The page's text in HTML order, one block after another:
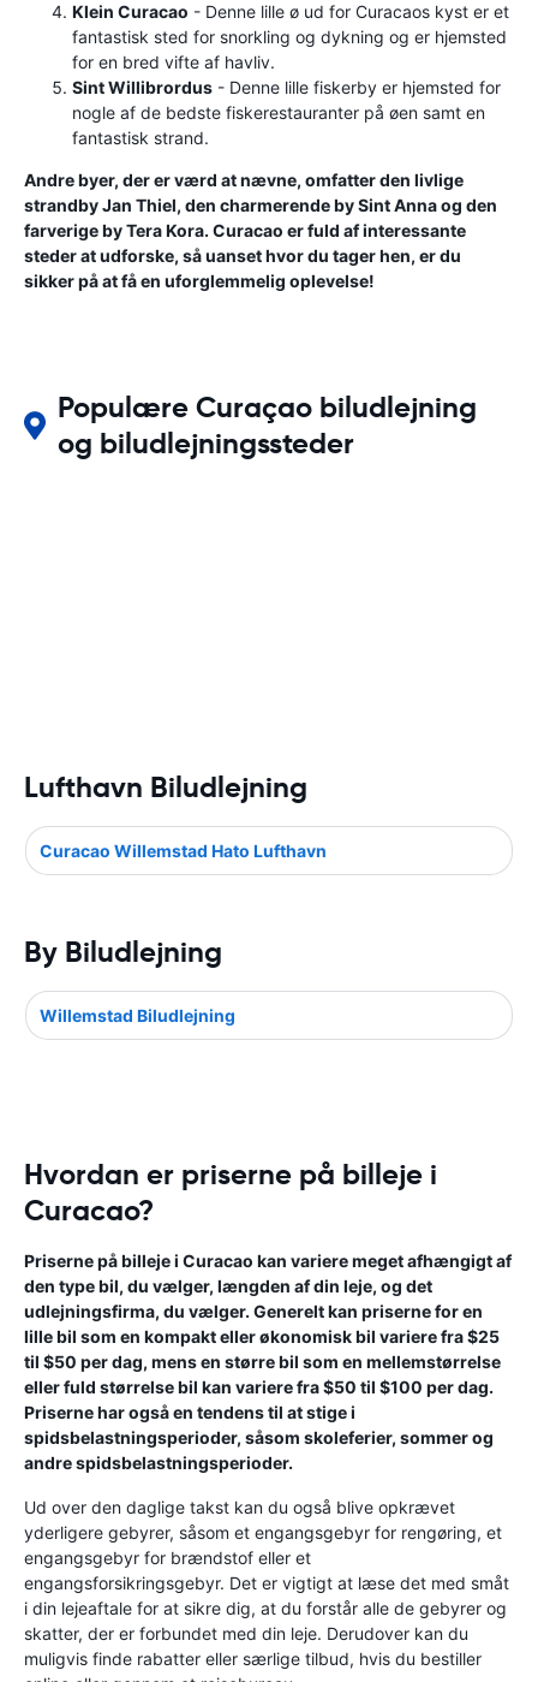
Klein Curacao - Denne lille ø ud for Curacaos kyst er et
fantastisk sted for snorkling og dykning og er hjemsted
for en bred vifte af havliv.
Sint Willibrordus - Denne lille fiskerby er hjemsted for
nogle af de bedste fiskerestauranter på øen samt en
fantastisk strand.
Andre byer, der er værd at nævne, omfatter den livlige
strandby Jan Thiel, den charmerende by Sint Anna og den
farverige by Tera Kora. Curacao er fuld af interessante
steder at udforske, så uanset hvor du tager hen, er du
sikker på at få en uforglemmelig oplevelse!
Populære Curaçao biludlejning
og biludlejningssteder
Lufthavn Biludlejning
Curacao Willemstad Hato Lufthavn
By Biludlejning
Willemstad Biludlejning
Hvordan er priserne på billeje i
Curacao?
Priserne på billeje i Curacao kan variere meget afhængigt af
den type bil, du vælger, længden af ​​din leje, og det
udlejningsfirma, du vælger. Generelt kan priserne for en
lille bil som en kompakt eller økonomisk bil variere fra $25
til $50 per dag, mens en større bil som en mellemstørrelse
eller fuld størrelse bil kan variere fra $50 til $100 per dag.
Priserne har også en tendens til at stige i
spidsbelastningsperioder, såsom skoleferier, sommer og
andre spidsbelastningsperioder.
Ud over den daglige takst kan du også blive opkrævet
yderligere gebyrer, såsom et engangsgebyr for rengøring, et
engangsgebyr for brændstof eller et
engangsforsikringsgebyr. Det er vigtigt at læse det med småt
i din lejeaftale for at sikre dig, at du forstår alle de gebyrer og
skatter, der er forbundet med din leje. Derudover kan du
muligvis finde rabatter eller særlige tilbud, hvis du bestiller